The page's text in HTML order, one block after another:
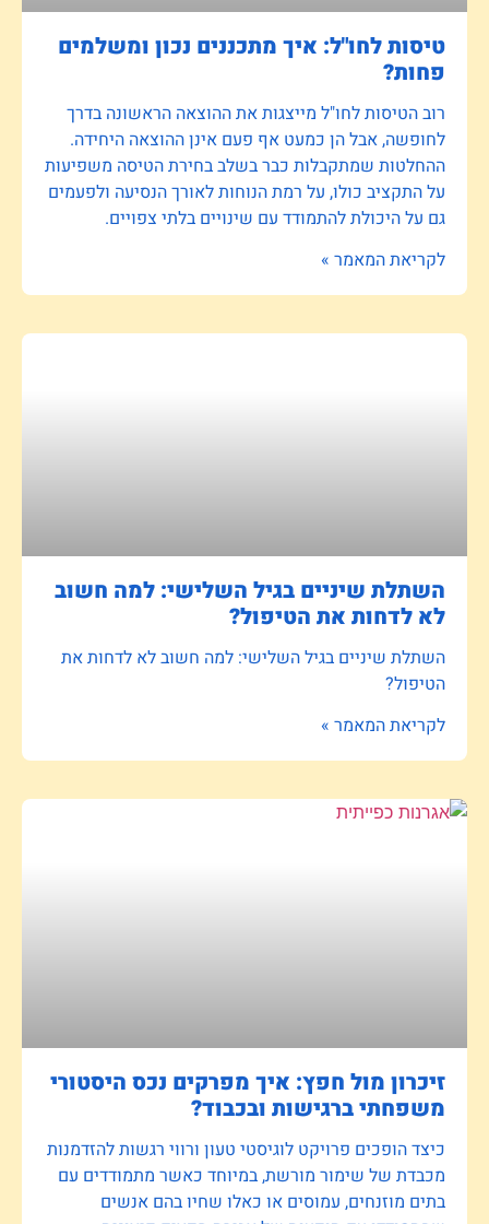
טיסות לחו"ל: איך מתכננים נכון ומשלמים
פחות?
רוב הטיסות לחו"ל מייצגות את ההוצאה הראשונה בדרך
לחופשה, אבל הן כמעט אף פעם אינן ההוצאה היחידה.
ההחלטות שמתקבלות כבר בשלב בחירת הטיסה משפיעות
על התקציב כולו, על רמת הנוחות לאורך הנסיעה ולפעמים
גם על היכולת להתמודד עם שינויים בלתי צפויים.
לקריאת המאמר »
השתלת שיניים בגיל השלישי: למה חשוב
לא לדחות את הטיפול?
השתלת שיניים בגיל השלישי: למה חשוב לא לדחות את
הטיפול?
לקריאת המאמר »
זיכרון מול חפץ: איך מפרקים נכס היסטורי
משפחתי ברגישות ובכבוד?
כיצד הופכים פרויקט לוגיסטי טעון ורווי רגשות להזדמנות
מכבדת של שימור מורשת, במיוחד כאשר מתמודדים עם
בתים מוזנחים, עמוסים או כאלו שחיו בהם אנשים